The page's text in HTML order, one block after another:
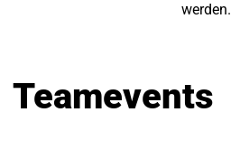
Teamevents